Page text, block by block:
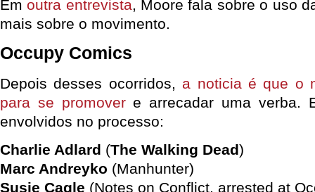
Emoutra entrevista, Moore fala sobre o uso
mais sobre o movimento.
Occupy Comics
Depois desses ocorridos, a noticia é que o
para se promovere arrecadar uma verba.
envolvidos no processo:
Charlie Adlard (The Walking Dead)
Marc Andreyko (Manhunter)
Susie Cagle (Notes on Conflict, arrested at